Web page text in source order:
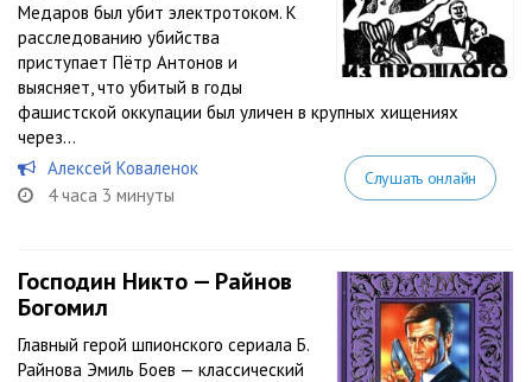
Медаров был убит электротоком. К
расследованию убийства
приступает Пётр Антонов и
выясняет, что убитый в годы
фашистской оккупации был уличен в крупных хищениях
через...
Алексей Коваленок
4 часа 3 минуты
Слушать онлайн
Господин Никто — Райнов
Богомил
Главный герой шпионского сериала Б.
Райнова Эмиль Боев — классический